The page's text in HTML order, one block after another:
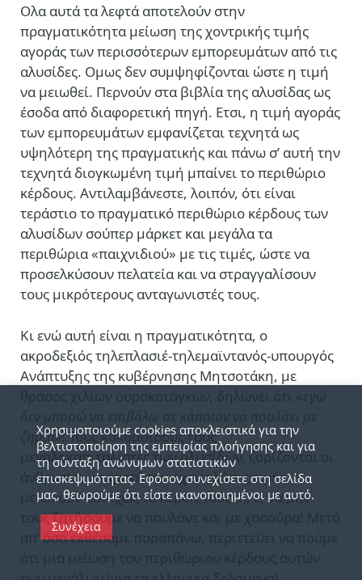
Ολα αυτά τα λεφτά αποτελούν στην
πραγματικότητα μείωση της χοντρικής τιμής
αγοράς των περισσότερων εμπορευμάτων από τις
αλυσίδες. Ομως δεν συμψηφίζονται ώστε η τιμή
να μειωθεί. Περνούν στα βιβλία της αλυσίδας ως
έσοδα από διαφορετική πηγή. Ετσι, η τιμή αγοράς
των εμπορευμάτων εμφανίζεται τεχνητά ως
υψηλότερη της πραγματικής και πάνω σ’ αυτή την
τεχνητά διογκωμένη τιμή μπαίνει το περιθώριο
κέρδους. Αντιλαμβάνεστε, λοιπόν, ότι είναι
τεράστιο το πραγματικό περιθώριο κέρδους των
αλυσίδων σούπερ μάρκετ και μεγάλα τα
περιθώρια «παιχνιδιού» με τις τιμές, ώστε να
προσελκύσουν πελατεία και να στραγγαλίσουν
τους μικρότερους ανταγωνιστές τους.
Κι ενώ αυτή είναι η πραγματικότητα, ο
ακροδεξιός τηλεπλασιέ-τηλεμαϊντανός-υπουργός
Ανάπτυξης της κυβέρνησης Μητσοτάκη, με
ζημία»! Τους κακόμοιρους τους
μεγαλοκαπιταλιστές των αλυσίδων, ζορίζονται οι
άνθρωποι να κρατήσουν χαμηλά τις τιμές,
μειώνουν συνεχώς τα κέρδη τους (!), ε, να μην
τους ζητήσουμε να πουλάνε και με χασούρα! Μετά
απ’ όσα εκθέσαμε παραπάνω, περιττεύει να πούμε
Χρησιμοποιούμε cookies αποκλειστικά για την
βελτιστοποίηση της εμπειρίας πλοήγησης και για
τη σύνταξη ανώνυμων στατιστικών
επισκεψιμότητας. Εφόσον συνεχίσετε στη σελίδα
μας, θεωρούμε ότι είστε ικανοποιημένοι με αυτό.
Συνέχεια